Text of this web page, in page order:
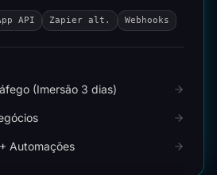
API Zapier alt. Webhooks
(Imersão 3 dias)
Automações